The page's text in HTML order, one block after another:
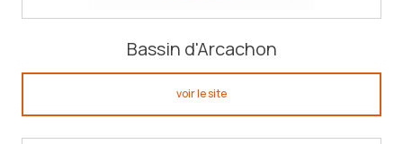
Bassin d'Arcachon
voir le site